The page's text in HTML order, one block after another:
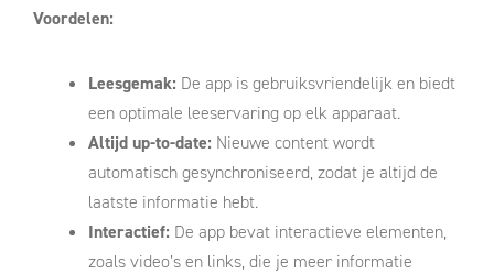
Voordelen:
Leesgemak: De app is gebruiksvriendelijk en biedt
een optimale leeservaring op elk apparaat.
Altijd up-to-date: Nieuwe content wordt
automatisch gesynchroniseerd, zodat je altijd de
laatste informatie hebt.
Interactief: De app bevat interactieve elementen,
zoals video’s en links, die je meer informatie